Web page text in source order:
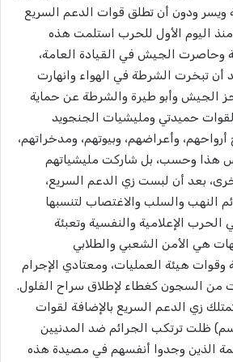
ويسر ودون أن تطلق قوات الدعم السريع
اليوم الأول للحرب استلمت هذه
وحاصرت الجيش في القيادة العامة،
أن تبخرت الشرطة في الهواء وانهارت
الجيش وأبو طيرة والشرطة عن حماية
لقوات حميدتي ومليشيات الجنجويد
أرواحهم، وأعراضهم، وبيوتهم، ومدخراتهم،
هذا وحسب، بل شاركت مليشياتهم
بعد أن لبست زي الدعم السريع،
النهب والسلب والاغتصاب لتنسبها
الإعلامية والنفسية وتعبئة
هي الأمن الشعبي والطلابي
وقوات هيئة العمليات، ومعتادي الإجرام
من السجون كغطاء لإطلاق سراح الفلول.
زي الدعم السريع بالإضافة لقوات
ظلت ترتكب الجرائم ضد المدنيين
الذين وجدوا أنفسهم في مصيدة هذه